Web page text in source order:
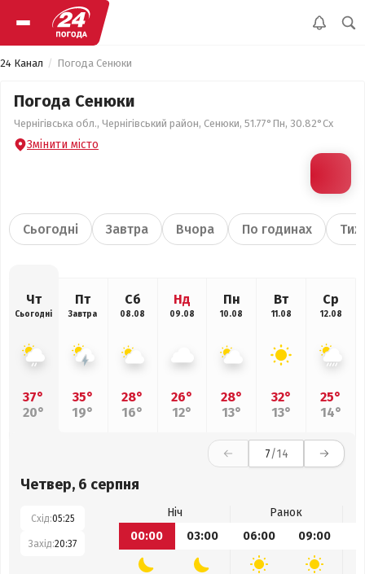
24 Канал Погода Сенюки
Погода Сенюки
Чернігівська обл., Чернігівський район, Сенюки, 51.77°Пн, 30.82°Сх
Змінити місто
Сьогодні Завтра Вчора По годинах
Чт
Сьогодні
37°
20°
Пт
Завтра
35°
19°
Сб
08.08
28°
16°
Нд
09.08
26°
12°
Пн
10.08
28°
13°
Вт
11.08
32°
13°
Ср
12.08
25°
14°
7/14
Четвер, 6 серпня
Схід:05:25
Захід:20:37
Ніч
Ранок
00:00
03:00 06:00 09:00